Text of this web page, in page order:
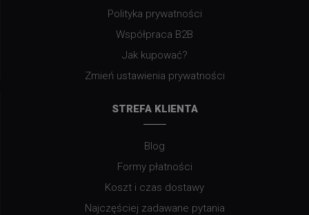
Polityka prywatności
Współpraca B2B
Jak kupować?
Zmień ustawienia prywatności
STREFA KLIENTA
Blog
Formy płatności
Koszt i czas dostawy
Najczęściej zadawane pytania